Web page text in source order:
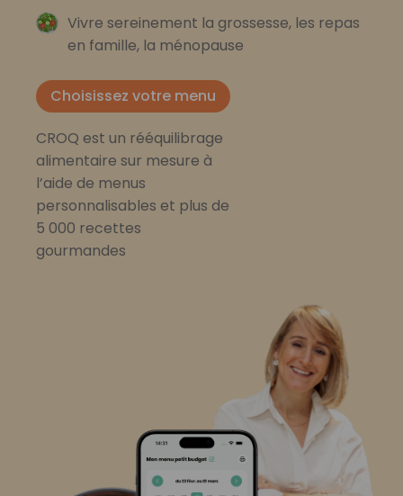
Vivre sereinement la grossesse, les repas
en famille, la ménopause
Choisissez votre menu
CROQ est un rééquilibrage
alimentaire sur mesure à
l’aide de menus
personnalisables et plus de
5 000 recettes
gourmandes